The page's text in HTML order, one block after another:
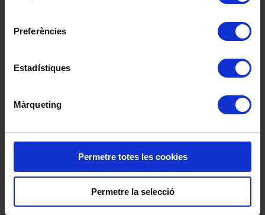
Preferències
Estadístiques
Màrqueting
Permetre totes les cookies
Permetre la selecció
Localidad o zona donde busca el servicio
Necesidad del servicio
Inmediato (1-6 meses)
Previsión (a partir de 6 meses)